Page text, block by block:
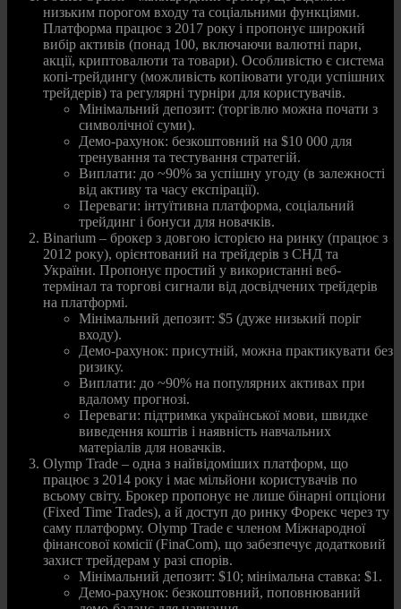
низьким порогом входу та соціальними функціями.
Платформа працює з 2017 року і пропонує широкий
вибір активів (понад 100, включаючи валютні пари,
акції, криптовалюти та товари). Особливістю є система
копі-трейдингу (можливість копіювати угоди успішних
трейдерів) та регулярні турніри для користувачів.
Мінімальний депозит: (торгівлю можна почати з
символічної суми).
Демо-рахунок: безкоштовний на $10 000 для
тренування та тестування стратегій.
Виплати: до ~90% за успішну угоду (в залежності
від активу та часу експірації).
Переваги: інтуїтивна платформа, соціальний
трейдинг і бонуси для новачків.
Binarium – брокер з довгою історією на ринку (працює з
2012 року), орієнтований на трейдерів з СНД та
України. Пропонує простий у використанні веб-
термінал та торгові сигнали від досвідчених трейдерів
на платформі.
Мінімальний депозит: $5 (дуже низький поріг
входу).
Демо-рахунок: присутній, можна практикувати без
ризику.
Виплати: до ~90% на популярних активах при
вдалому прогнозі.
Переваги: підтримка української мови, швидке
виведення коштів і наявність навчальних
матеріалів для новачків.
Olymp Trade – одна з найвідоміших платформ, що
працює з 2014 року і має мільйони користувачів по
всьому світу. Брокер пропонує не лише бінарні опціони
(Fixed Time Trades), а й доступ до ринку Форекс через ту
саму платформу. Olymp Trade є членом Міжнародної
фінансової комісії (FinaCom), що забезпечує додатковий
захист трейдерам у разі спорів.
Мінімальний депозит: $10; мінімальна ставка: $1.
Демо-рахунок: безкоштовний, поповнюваний